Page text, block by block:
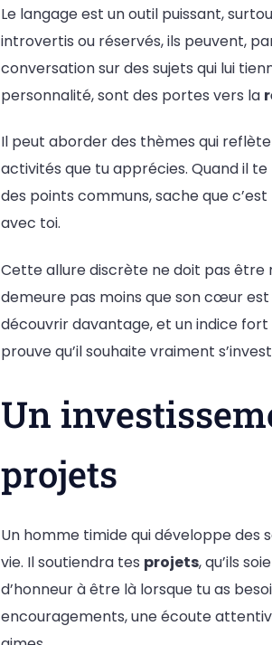
Le langage est un outil puissant,
introvertis ou réservés, ils peuvent,
conversation sur des sujets qui lui
personnalité, sont des portes vers la
Il peut aborder des thèmes qui
activités que tu apprécies. Quand il
des points communs, sache que
avec toi.
Cette allure discrète ne doit pas être
demeure pas moins que son cœur
découvrir davantage, et un indice fort
prouve qu’il souhaite vraiment
Un
projets
Un homme timide qui développe des
vie. Il soutiendra tes projets, qu’ils
d’honneur à être là lorsque tu as
encouragements, une écoute